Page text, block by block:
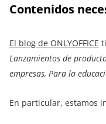
Contenidos
El blog de ONLYOFFICE
Lanzamientos de
empresas, Para la
En particular, estamos